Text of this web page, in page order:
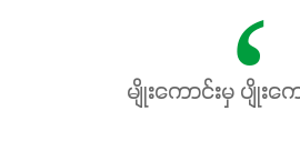
မျိုးကောင်းမှ ပျိုး